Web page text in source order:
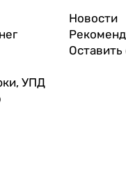
УПД
Новости
Оставить